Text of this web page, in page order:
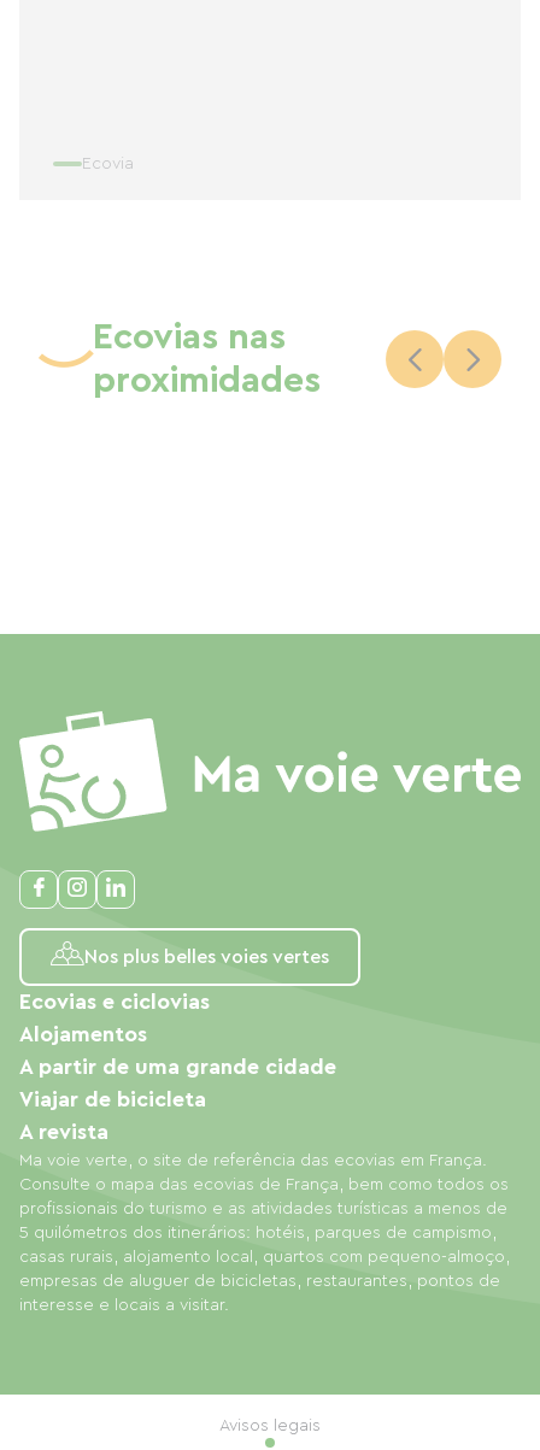
Ecovia
Ecovias nas
proximidades
Nos plus belles voies vertes
Ma voie verte, o site de referência das ecovias em França.
Consulte o mapa das ecovias de França, bem como todos os
profissionais do turismo e as atividades turísticas a menos de
5 quilómetros dos itinerários: hotéis, parques de campismo,
casas rurais, alojamento local, quartos com pequeno-almoço,
empresas de aluguer de bicicletas, restaurantes, pontos de
interesse e locais a visitar.
Ecovias e ciclovias
Alojamentos
A partir de uma grande cidade
Viajar de bicicleta
A revista
Avisos legais